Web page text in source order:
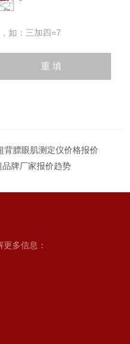
如：三加四=7
背膘眼肌测定仪价格报价
牌厂家报价趋势
多信息：